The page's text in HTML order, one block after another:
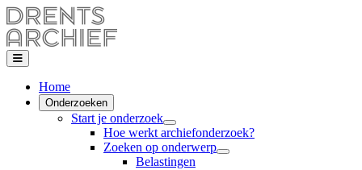
Home
Onderzoeken
Start je onderzoek
Hoe werkt archiefonderzoek?
Zoeken op onderwerp
Belastingen